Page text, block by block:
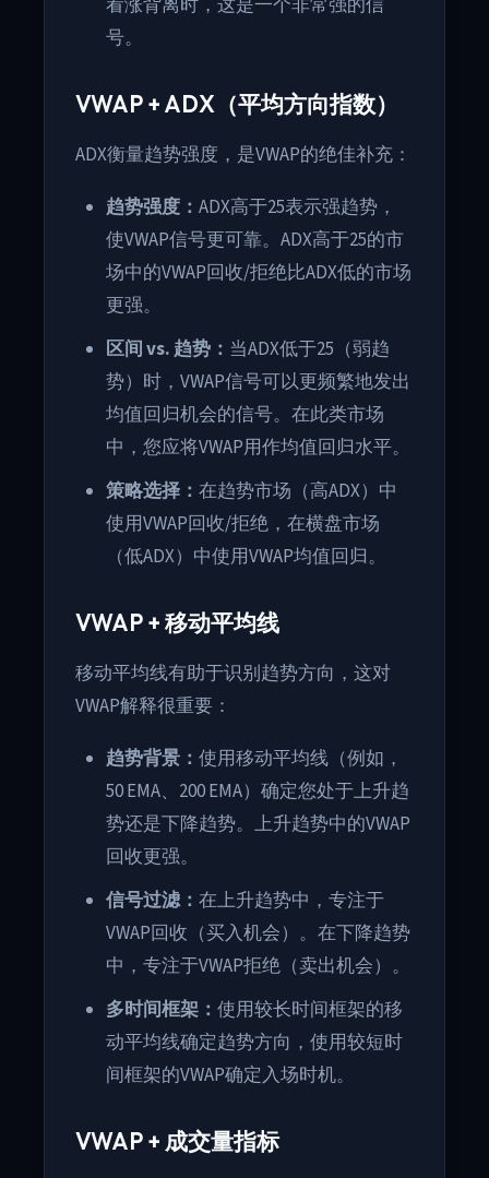
看涨背离时，这是一个非常强的信
号。
VWAP + ADX（平均方向指数）
ADX衡量趋势强度，是VWAP的绝佳补充：
趋势强度： ADX高于25表示强趋势，
使VWAP信号更可靠。ADX高于25的市
场中的VWAP回收/拒绝比ADX低的市场
更强。
区间 vs. 趋势： 当ADX低于25（弱趋
势）时，VWAP信号可以更频繁地发出
均值回归机会的信号。在此类市场
中，您应将VWAP用作均值回归水平。
策略选择： 在趋势市场（高ADX）中
使用VWAP回收/拒绝，在横盘市场
（低ADX）中使用VWAP均值回归。
VWAP + 移动平均线
移动平均线有助于识别趋势方向，这对
VWAP解释很重要：
趋势背景： 使用移动平均线（例如，
50 EMA、200 EMA）确定您处于上升趋
势还是下降趋势。上升趋势中的VWAP
回收更强。
信号过滤： 在上升趋势中，专注于
VWAP回收（买入机会）。在下降趋势
中，专注于VWAP拒绝（卖出机会）。
多时间框架： 使用较长时间框架的移
动平均线确定趋势方向，使用较短时
间框架的VWAP确定入场时机。
VWAP + 成交量指标